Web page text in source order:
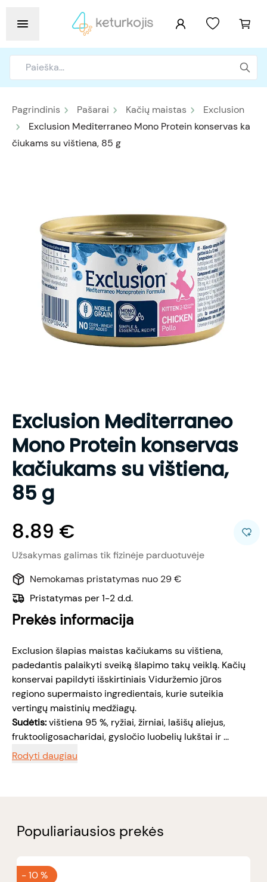
Pagrindinis Pašarai Kačių maistas
Exclusion
Exclusion Mediterraneo Mono Protein konservas ka
čiukams su vištiena, 85 g
Exclusion Mediterraneo
Mono Protein konservas
kačiukams su vištiena,
85 g
8.89 €
Užsakymas galimas tik fizinėje parduotuvėje
Nemokamas pristatymas nuo 29 €
Pristatymas per 1-2 d.d.
Prekės informacija
Exclusion šlapias maistas kačiukams su vištiena,
padedantis palaikyti sveiką šlapimo takų veiklą. Kačių
konservai papildyti išskirtiniais Viduržemio jūros
regiono supermaisto ingredientais, kurie suteikia
vertingų maistinių medžiagų.
Sudėtis:vištiena 95 %, ryžiai, žirniai, lašišų aliejus,
fruktooligosacharidai, gysločio luobelių lukštai ir ...
Rodyti daugiau
Populiariausios prekės
-10 %